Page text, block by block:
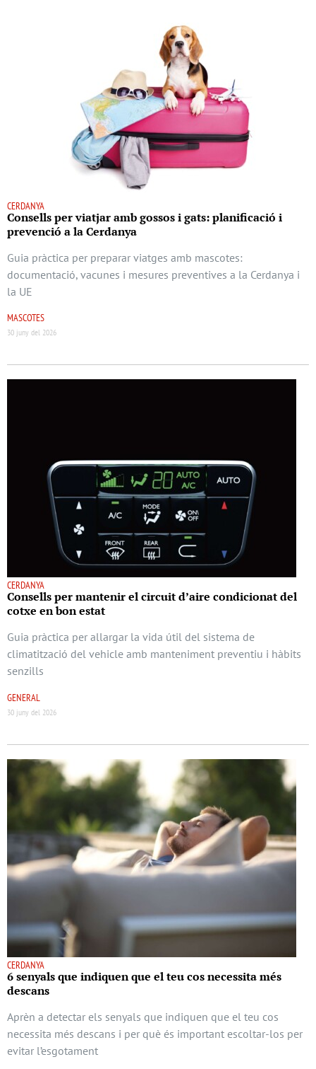
CERDANYA
Consells per viatjar amb gossos i gats: planificació i
prevenció a la Cerdanya
Guia pràctica per preparar viatges amb mascotes:
documentació, vacunes i mesures preventives a la Cerdanya i
la UE
MASCOTES
30 juny del 2026
CERDANYA
Consells per mantenir el circuit d’aire condicionat del
cotxe en bon estat
Guia pràctica per allargar la vida útil del sistema de
climatització del vehicle amb manteniment preventiu i hàbits
senzills
GENERAL
30 juny del 2026
CERDANYA
6 senyals que indiquen que el teu cos necessita més
descans
Aprèn a detectar els senyals que indiquen que el teu cos
necessita més descans i per què és important escoltar-los per
evitar l’esgotament